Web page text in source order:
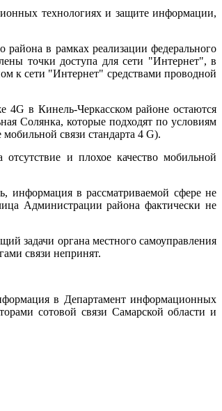
технологиях и защите информации,
в рамках реализации федерального
точки доступа для сети "Интернет", в
к сети "Интернет" средствами проводной
4G в Кинель-Черкасском районе остаются
Солянка, которые подходят по условиям
связи стандарта 4 G).
и плохое качество мобильной
информация в рассматриваемой сфере не
Администрации района фактически не
задачи органа местного самоуправления
связи непринят.
в Департамент информационных
сотовой связи Самарской области и